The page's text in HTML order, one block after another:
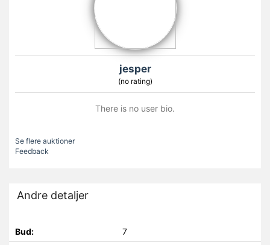
jesper
(no rating)
There is no user bio.
Se flere auktioner
Feedback
Andre detaljer
Bud:
7